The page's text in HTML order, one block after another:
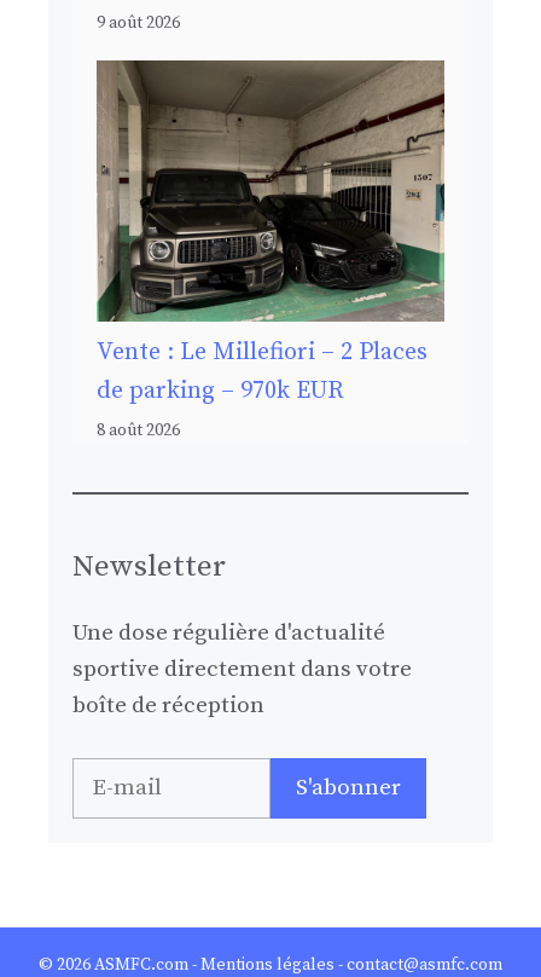
9 août 2026
Vente : Le Millefiori – 2 Places
de parking – 970k EUR
8 août 2026
Newsletter
Une dose régulière d'actualité
sportive directement dans votre
boîte de réception
© 2026ASMFC.com-Mentions légales - contact@asmfc.com